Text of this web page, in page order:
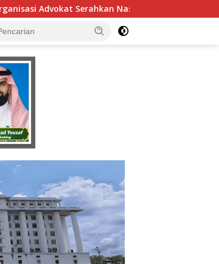
Rancangan Perubahan Undang-Undang